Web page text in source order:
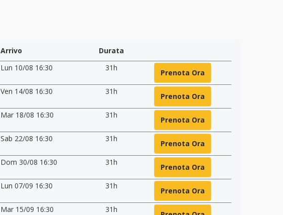
Arrivo
Durata
Lun 10/08 16:30 31h
Prenota Ora
Ven 14/08 16:30 31h
Prenota Ora
Mar 18/08 16:30 31h
Prenota Ora
Sab 22/08 16:30 31h
Prenota Ora
Dom 30/08 16:30 31h
Prenota Ora
Lun 07/09 16:30 31h
Prenota Ora
Mar 15/09 16:30 31h